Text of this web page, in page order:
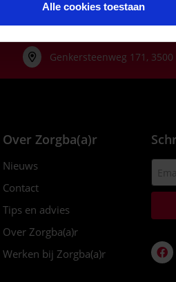
Alle cookies toestaan
Genkersteenweg 171,
Over Zorgba(a)r
Nieuws
Contact
Tips en advies
Over Zorgba(a)r
Werken bij Zorgba(a)r